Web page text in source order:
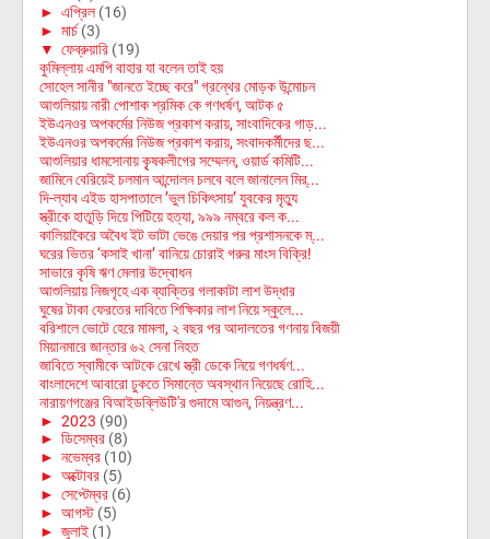
► এপ্রিল (16)
► মার্চ (3)
▼ ফেব্রুয়ারি (19)
কুমিল্লায় এমপি বাহার যা বলেন তাই হয়
সোহেল সানীর "জানতে ইচ্ছে করে" গ্রন্থের মোড়ক উন্মোচন
আশুলিয়ায় নারী পোশাক শ্রমিক কে গণধর্ষণ, আটক ৫
ইউএনওর অপকর্মের নিউজ প্রকাশ করায়, সাংবাদিকের গাড়...
ইউএনওর অপকর্মের নিউজ প্রকাশ করায়, সংবাদকর্মীদের ছ...
আশুলিয়ার ধামসোনায় কৃৃষকলীগের সম্মেলন, ওয়ার্ড কমিটি...
জামিনে বেরিয়েই চলমান আন্দোলন চলবে বলে জানালেন মির্...
দি-ল্যাব এইড হাসপাতালে ’ভুল চিকিৎসায়’ যুবকের মৃত্যু
স্ত্রীকে হাতুড়ি দিয়ে পিটিয়ে হত্যা, ৯৯৯ নম্বরে কল ক...
কালিয়াকৈরে অবৈধ ইট ভাটা ভেঙে দেয়ার পর প্রশাসনকে ম্...
ঘরের ভিতর ‘কসাই খানা’ বানিয়ে চোরাই গরুর মাংস বিক্রি!
সাভারে কৃষি ঋণ মেলার উদ্বোধন
আশুলিয়ায় নিজগৃহে এক ব্যাক্তির গলাকাটা লাশ উদ্ধার
ঘুষের টাকা ফেরতের দাবিতে শিক্ষিকার লাশ নিয়ে স্কুলে...
বরিশালে ভোটে হেরে মামলা, ২ বছর পর আদালতের গণনায় বিজয়ী
মিয়ানমারে জান্তার ৬২ সেনা নিহত
জাবিতে স্বামীকে আটকে রেখে স্ত্রী ডেকে নিয়ে গণধর্ষণ...
বাংলাদেশে আবারো ঢুকতে সিমান্তে অবস্থান নিয়েছে রোহি...
নারায়ণগঞ্জের বিআইডব্লিউটি'র গুদামে আগুন, নিয়ন্ত্রণ...
► 2023 (90)
► ডিসেম্বর (8)
► নভেম্বর (10)
► অক্টোবর (5)
► সেপ্টেম্বর (6)
► আগস্ট (5)
► জুলাই (1)